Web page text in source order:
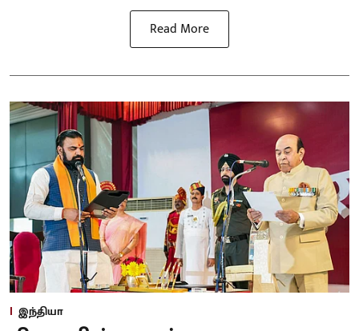
Read More
இந்தியா